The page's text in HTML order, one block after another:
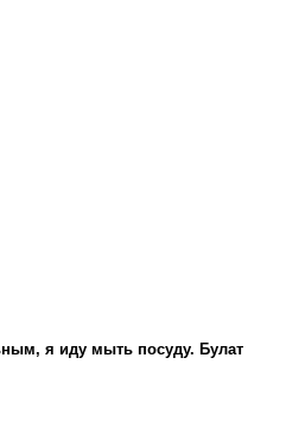
я иду мыть посуду. Булат